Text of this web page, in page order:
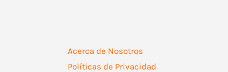
Acerca de Nosotros
Políticas de Privacidad